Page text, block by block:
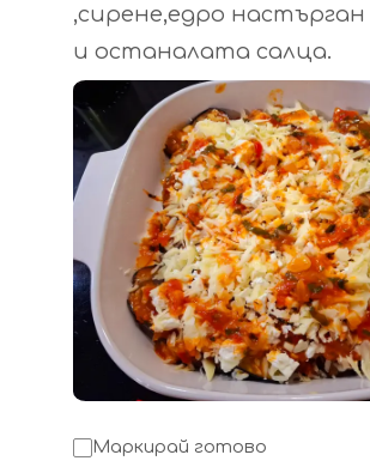
,сирене,едро настърган
и останалата салца.
Маркирай готово